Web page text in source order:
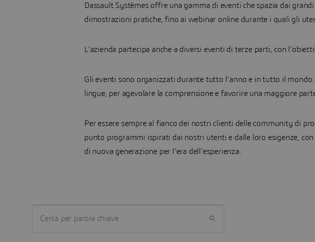
Dassault Systèmes offre una gamma di eventi che spazia dai
dimostrazioni pratiche, fino ai webinar online durante i quali gli
L’azienda partecipa anche a diversi eventi di terze parti, con
Gli eventi sono organizzati durante tutto l’anno e in tutto il
lingue, per agevolare la comprensione e favorire una maggiore
Per essere sempre al fianco dei nostri clienti delle community di
punto programmi ispirati dai nostri utenti e dalle loro esigenze,
di nuova generazione per l’era dell’esperienza.
CERCA PER PAROLA CHIAVE